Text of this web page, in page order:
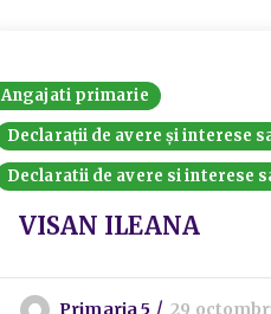
Angajati primarie
Declarații de avere și interese
Declaratii de avere si interese
VISAN ILEANA
Primaria 5 29